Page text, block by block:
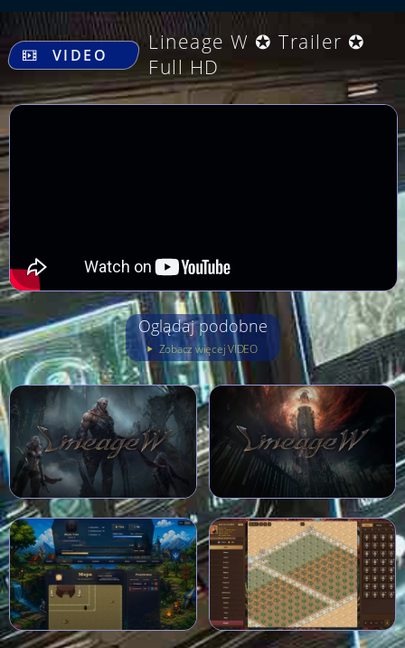
.
VIDEO
Lineage W ✪ Trailer ✪
Full HD
Oglądaj podobne
Zobacz więcej VIDEO